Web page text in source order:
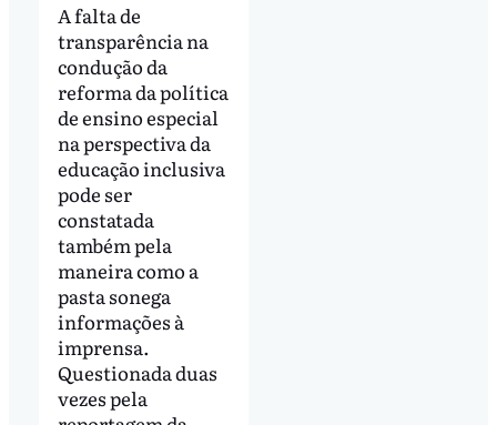
A falta de
transparência na
condução da
reforma da política
de ensino especial
na perspectiva da
educação inclusiva
pode ser
constatada
também pela
maneira como a
pasta sonega
informações à
imprensa.
Questionada duas
vezes pela